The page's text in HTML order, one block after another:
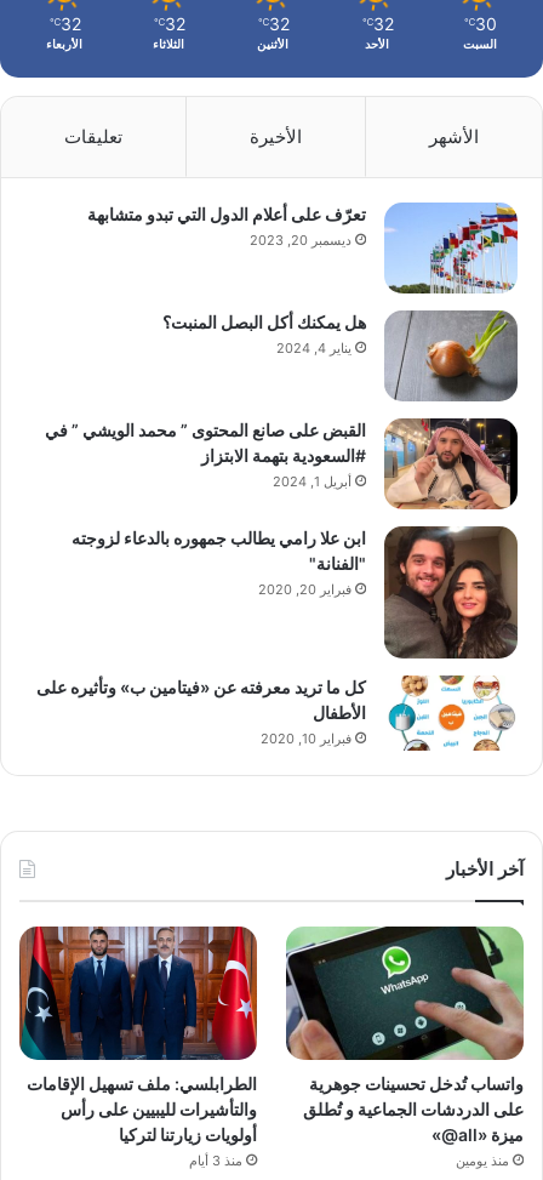
30
℃
السبت
32
℃
الأحد
32
℃
الأثنين
32
℃
الثلاثاء
32
℃
الأربعاء
الأشهر الأخيرة تعليقات
تعرّف على أعلام الدول التي تبدو متشابهة
ديسمبر 20, 2023
هل يمكنك أكل البصل المنبت؟
يناير 4, 2024
القبض على صانع المحتوى ” محمد الويشي ” في
#السعودية بتهمة الابتزاز
أبريل 1, 2024
ابن علا رامي يطالب جمهوره بالدعاء لزوجته
"الفنانة"
فبراير 20, 2020
كل ما تريد معرفته عن «فيتامين ب» وتأثيره على
الأطفال
فبراير 10, 2020
آخر الأخبار
واتساب تُدخل تحسينات جوهرية
على الدردشات الجماعية و تُطلق
ميزة «all@»
منذ يومين
الطرابلسي: ملف تسهيل الإقامات
والتأشيرات لليبيين على رأس
أولويات زيارتنا لتركيا
منذ 3 أيام